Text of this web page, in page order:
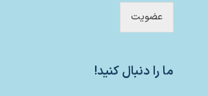
عضویت
ما را دنبال کنید!